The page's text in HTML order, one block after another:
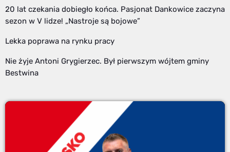
20 lat czekania dobiegło końca. Pasjonat Dankowice zaczyna
sezon w V lidze! „Nastroje są bojowe”
Lekka poprawa na rynku pracy
Nie żyje Antoni Grygierzec. Był pierwszym wójtem gminy
Bestwina